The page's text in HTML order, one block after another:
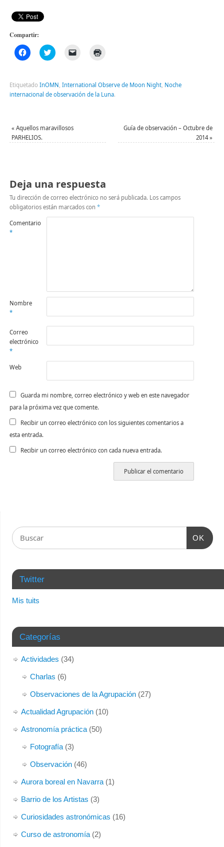
Compartir:
Haz
clic
Facebook
(Se
abre
Haz
clic
Twitter
(Se
abre
enlace
por
correo
en
abre
en
una
Etiquetado InOMN, International Observe de Moon Night, Noche
internacional de observación de la Luna.
« Aquellos maravillosos
PARHELIOS.
Guía de observación – Octubre de
2014»
Deja una respuesta
Tu dirección de correo electrónico no será publicada. Los campos
obligatorios están marcados con *
Comentario
*
Nombre
*
Correo
electrónico
*
Web
Guarda mi nombre, correo electrónico y web en este navegador
para la próxima vez que comente.
Recibir un correo electrónico con los siguientes comentarios a
esta entrada.
Recibir un correo electrónico con cada nueva entrada.
OK
Twitter
Mis tuits
Categorías
Actividades (34)
Charlas (6)
Observaciones de la Agrupación(27)
Actualidad Agrupación(10)
Astronomía práctica(50)
Fotografía(3)
Observación(46)
Aurora boreal en Navarra(1)
Barrio de los Artistas (3)
Curiosidades astronómicas (16)
Curso de astronomía(2)